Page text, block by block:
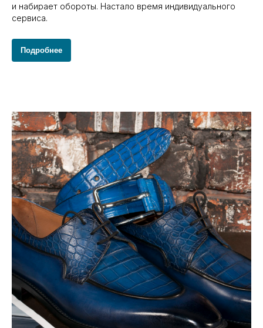
и набирает обороты. Настало время индивидуального
сервиса.
Подробнее